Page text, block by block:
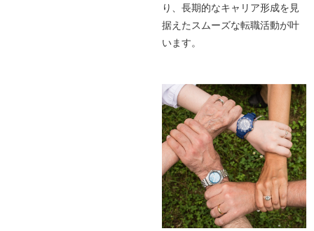
り、長期的なキャリア形成を見
据えたスムーズな転職活動が叶
います。